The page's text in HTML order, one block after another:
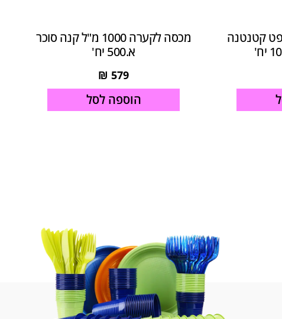
קטנטנה
מכסה לקערה 1000 מ"ל קנה סוכר
א.500 יח'
579
₪
הוספה לסל